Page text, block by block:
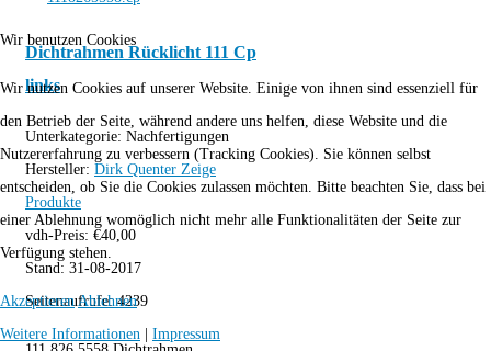
Dichtrahmen Rücklicht 111 Cp
links
Unterkategorie: Nachfertigungen
Hersteller: Dirk Quenter Zeige
Produkte
vdh-Preis: €40,00
Stand: 31-08-2017
Seitenaufrufe:4239
Wir benutzen Cookies
Wir nutzen Cookies auf unserer Website. Einige von ihnen sind essenziell für
den Betrieb der Seite, während andere uns helfen, diese Website und die
Nutzererfahrung zu verbessern (Tracking Cookies). Sie können selbst
entscheiden, ob Sie die Cookies zulassen möchten. Bitte beachten Sie, dass bei
einer Ablehnung womöglich nicht mehr alle Funktionalitäten der Seite zur
Verfügung stehen.
Akzeptieren Ablehnen
Weitere Informationen
Impressum